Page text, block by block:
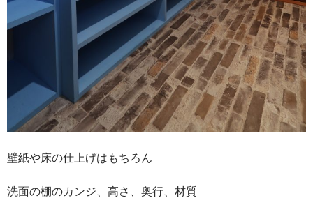
壁紙や床の仕上げはもちろん
洗面の棚のカンジ、高さ、奥行、材質